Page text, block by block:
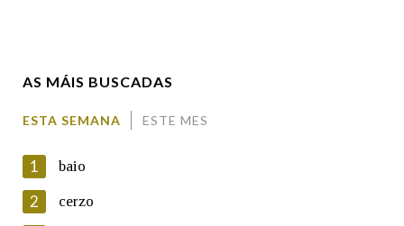
AS MÁIS BUSCADAS
ESTA SEMANA ESTE MES
1 baio
2 cerzo